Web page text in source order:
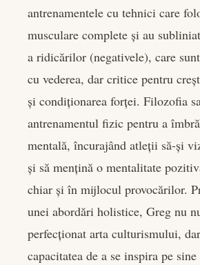
antrenamentele cu tehnici care
musculare complete și au
a ridicărilor (negativele), care
cu vederea, dar critice pentru
și condiționarea forței. Filozofia
antrenamentul fizic pentru a
mentală, încurajând atleții să-și
și să mențină o mentalitate
chiar și în mijlocul provocărilor.
unei abordări holistice, Greg nu
perfecționat arta culturismului,
capacitatea de a se inspira pe